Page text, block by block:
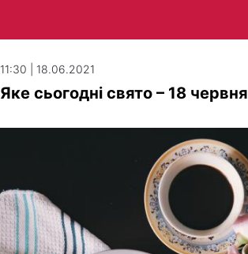
11:30 | 18.06.2021
Яке сьогодні свято – 18 червня